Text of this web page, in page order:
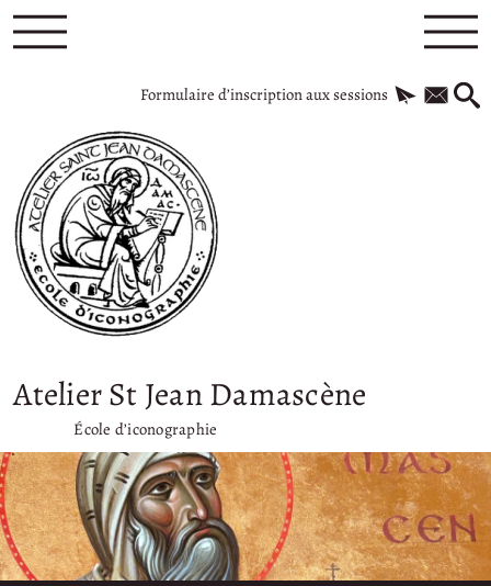
Formulaire d’inscription aux sessions
Atelier St Jean Damascène
École d’iconographie